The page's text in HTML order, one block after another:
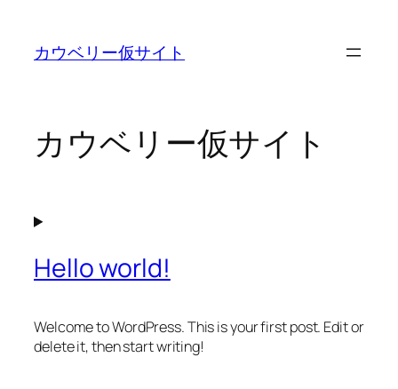
カウベリー仮サイト
カウベリー仮サイト
Hello world!
Welcome to WordPress. This is your first post. Edit or
delete it, then start writing!